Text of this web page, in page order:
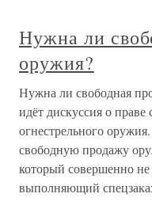
Нужна ли
оружия?
Нужна ли свободная
идёт дискуссия о
огнестрельного
свободную продажу
который совершенно
выполняющий